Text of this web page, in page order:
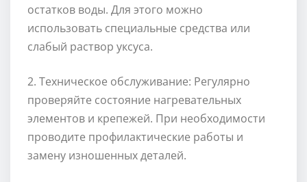
остатков воды. Для этого можно
использовать специальные средства или
слабый раствор уксуса.
2. Техническое обслуживание: Регулярно
проверяйте состояние нагревательных
элементов и крепежей. При необходимости
проводите профилактические работы и
замену изношенных деталей.